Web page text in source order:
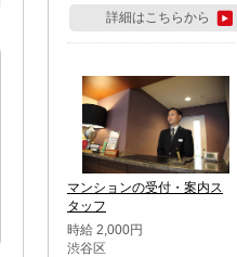
詳細はこちらから
マンションの受付・案内ス
タッフ
時給 2,000円
渋谷区